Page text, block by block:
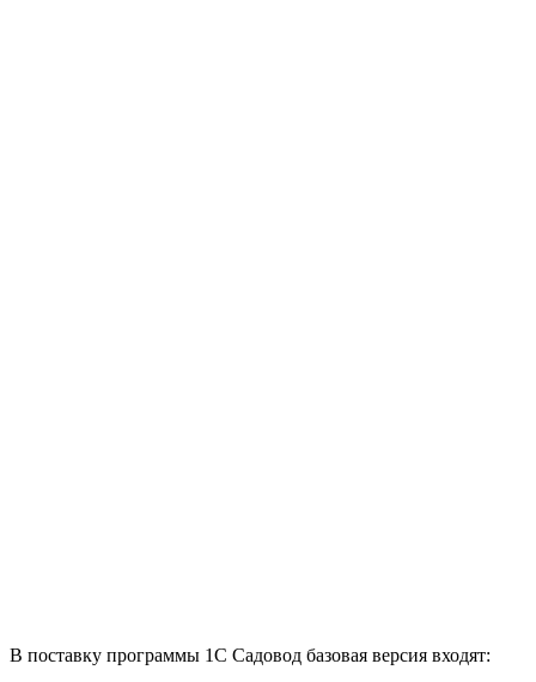
В поставку программы 1С Садовод базовая версия входят: